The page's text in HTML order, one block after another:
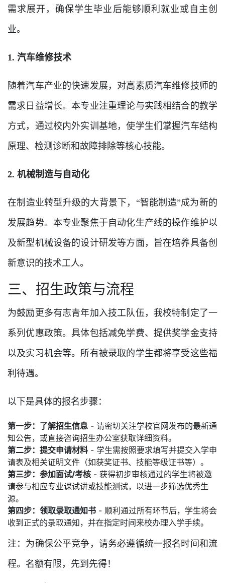
需求展开，确保学生毕业后能够顺利就业或自主创
业。
1. 汽车维修技术
随着汽车产业的快速发展，对高素质汽车维修技师的
需求日益增长。本专业注重理论与实践相结合的教学
方式，通过校内外实训基地，使学生们掌握汽车结构
原理、检测诊断和故障排除等核心技能。
2. 机械制造与自动化
在制造业转型升级的大背景下，“智能制造”成为新的
发展趋势。本专业聚焦于自动化生产线的操作维护以
及新型机械设备的设计研发等方面，旨在培养具备创
新意识的技术工人。
三、招生政策与流程
为鼓励更多有志青年加入技工队伍，我校特制定了一
系列优惠政策。具体包括减免学费、提供奖学金支持
以及实习机会等。所有被录取的学生都将享受这些福
利待遇。
以下是具体的报名步骤：
第一步：了解招生信息 - 请密切关注学校官网发布的最新通
知公告，或直接咨询招生办公室获取详细资料。
第二步：提交申请材料 - 学生需按照要求填写并提交入学申
请表及相关证明文件（如获奖证书、技能等级证书等）。
第三步：参加面试/考核 - 获得初步审核通过的学生将被邀
请参与相应专业课试讲或技能测试，以进一步筛选优秀生
源。
第四步：领取录取通知书 - 顺利通过所有环节后，学生将会
收到正式的录取通知，并在指定时间来校办理入学手续。
注：为确保公平竞争，请务必遵循统一报名时间和流
程。名额有限，先到先得！